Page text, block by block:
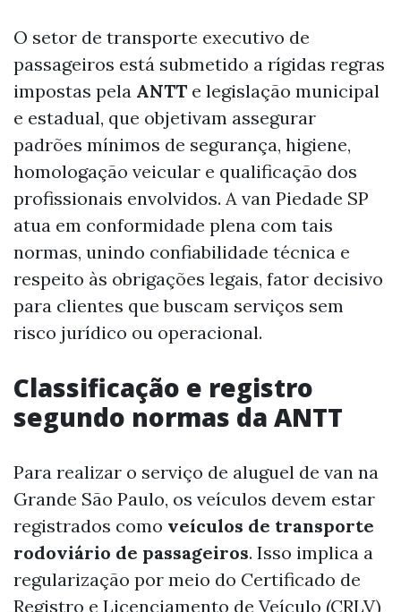
O setor de transporte executivo de
passageiros está submetido a rígidas regras
impostas pela ANTT e legislação municipal
e estadual, que objetivam assegurar
padrões mínimos de segurança, higiene,
homologação veicular e qualificação dos
profissionais envolvidos. A van Piedade SP
atua em conformidade plena com tais
normas, unindo confiabilidade técnica e
respeito às obrigações legais, fator decisivo
para clientes que buscam serviços sem
risco jurídico ou operacional.
Classificação e registro
segundo normas da ANTT
Para realizar o serviço de aluguel de van na
Grande São Paulo, os veículos devem estar
registrados como veículos de transporte
rodoviário de passageiros. Isso implica a
regularização por meio do Certificado de
Registro e Licenciamento de Veículo (CRLV)